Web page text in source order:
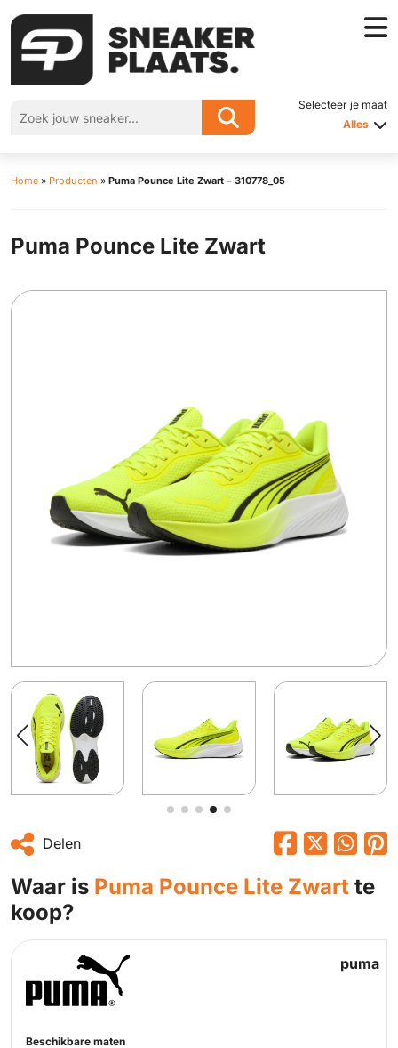
Selecteer je maat
Alles
Home » Producten » Puma Pounce Lite Zwart – 310778_05
Puma Pounce Lite Zwart
Delen
Waar is Puma Pounce Lite Zwart te
koop?
puma
Beschikbare maten